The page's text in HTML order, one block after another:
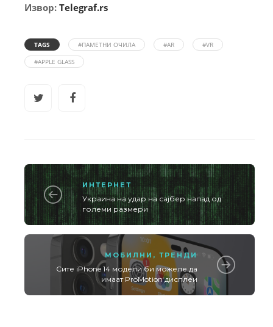
Извор: Telegraf.rs
TAGS #ПАМЕТНИ ОЧИЛА #AR
#VR
#APPLE GLASS
ИНТЕРНЕТ
Украина на удар на сајбер напад од
големи размери
МОБИЛНИ , ТРЕНДИ
Сите iPhone 14 модели би можеле да
имаат ProMotion дисплеи